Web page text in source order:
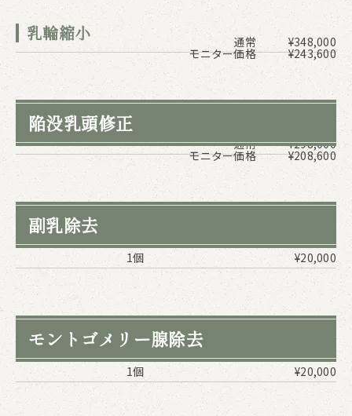
乳輪縮小
モニター価格 ¥243,600
通常 ¥348,000
陥没乳頭修正
モニター価格 ¥208,600
通常 ¥298,000
副乳除去
1個 ¥20,000
モントゴメリー腺除去
1個 ¥20,000